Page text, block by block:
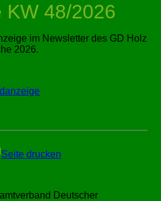
KW 48/2026
im Newsletter des GD Holz
2026.
Seite drucken
Deutscher